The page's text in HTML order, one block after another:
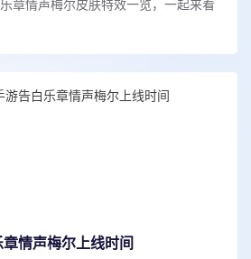
章情声梅尔皮肤特效一览，一起来看
情声梅尔上线时间